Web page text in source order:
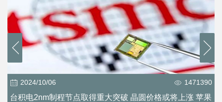
2024/10/06 1471390
台积电2nm制程节点取得重大突破 晶圆价格或将上涨 苹果